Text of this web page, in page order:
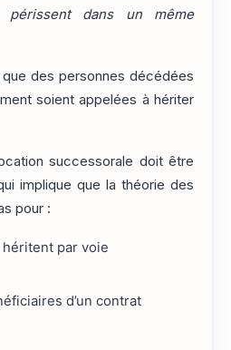
périssent dans un même
des personnes décédées
soient appelées à hériter
successorale doit être
implique que la théorie des
pour :
par voie
d’un contrat